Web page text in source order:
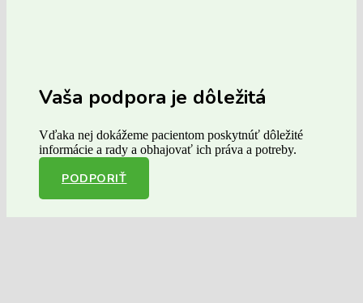
Vaša podpora je dôležitá
Vďaka nej dokážeme pacientom poskytnúť dôležité
informácie a rady a obhajovať ich práva a potreby.
PODPORIŤ